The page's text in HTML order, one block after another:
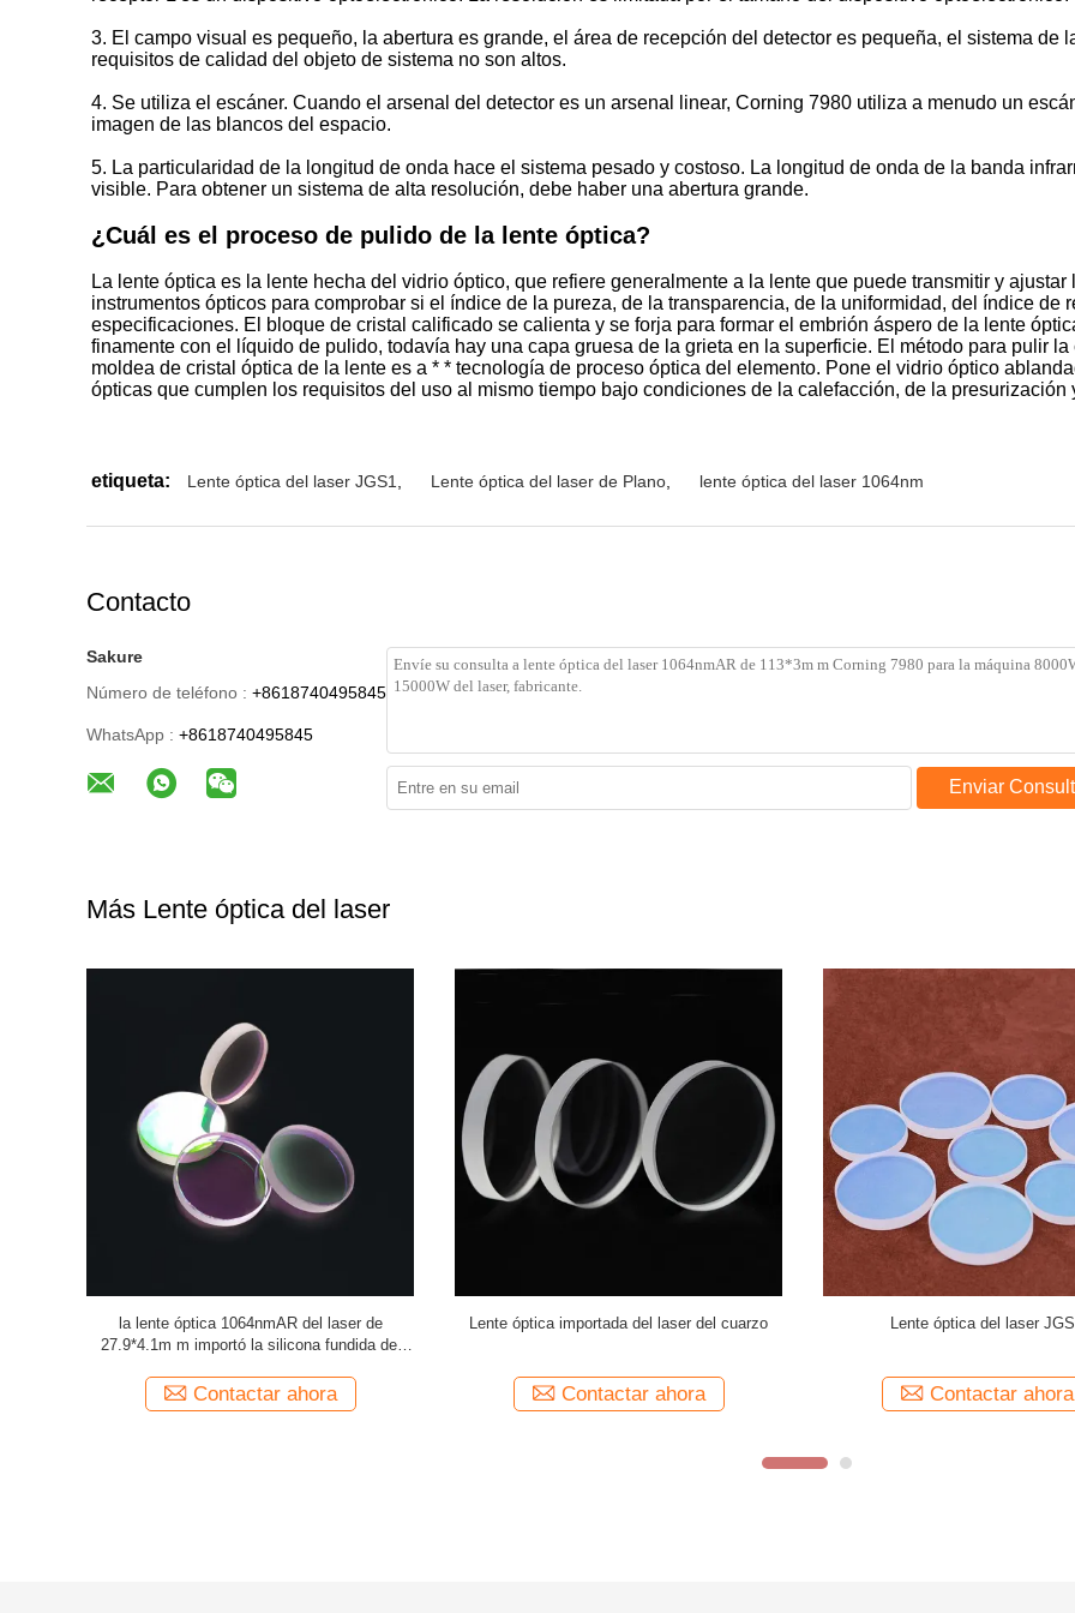
3. El campo visual es pequeño, la abertura es grande, el área de recepción del detector es pequeña, el sistema de
requisitos de calidad del objeto de sistema no son altos.
4. Se utiliza el escáner. Cuando el arsenal del detector es un arsenal linear, Corning 7980 utiliza a menudo un
imagen de las blancos del espacio.
5. La particularidad de la longitud de onda hace el sistema pesado y costoso. La longitud de onda de la banda
visible. Para obtener un sistema de alta resolución, debe haber una abertura grande.
¿Cuál es el proceso de pulido de la lente óptica?
La lente óptica es la lente hecha del vidrio óptico, que refiere generalmente a la lente que puede transmitir y
instrumentos ópticos para comprobar si el índice de la pureza, de la transparencia, de la uniformidad, del índice de
especificaciones. El bloque de cristal calificado se calienta y se forja para formar el embrión áspero de la lente
finamente con el líquido de pulido, todavía hay una capa gruesa de la grieta en la superficie. El método para pulir
moldea de cristal óptica de la lente es a * * tecnología de proceso óptica del elemento. Pone el vidrio óptico
ópticas que cumplen los requisitos del uso al mismo tiempo bajo condiciones de la calefacción, de la presurización
etiqueta: Lente óptica del laser JGS1 Lente óptica del laser de Plano lente óptica del laser 1064nm
Contacto
Sakure
Número de teléfono : +8618740495845
WhatsApp : +8618740495845
Enviar
Más Lente óptica del laser
cuarzo 1064nmAR de la lente óptica 7980 del
laser de 25.4*1m m para la máquina del laser
Contactar ahora
Lente transparente de la cortadora del laser de
Contactar ahora
Longitud de onda protectora
Contactar ahora